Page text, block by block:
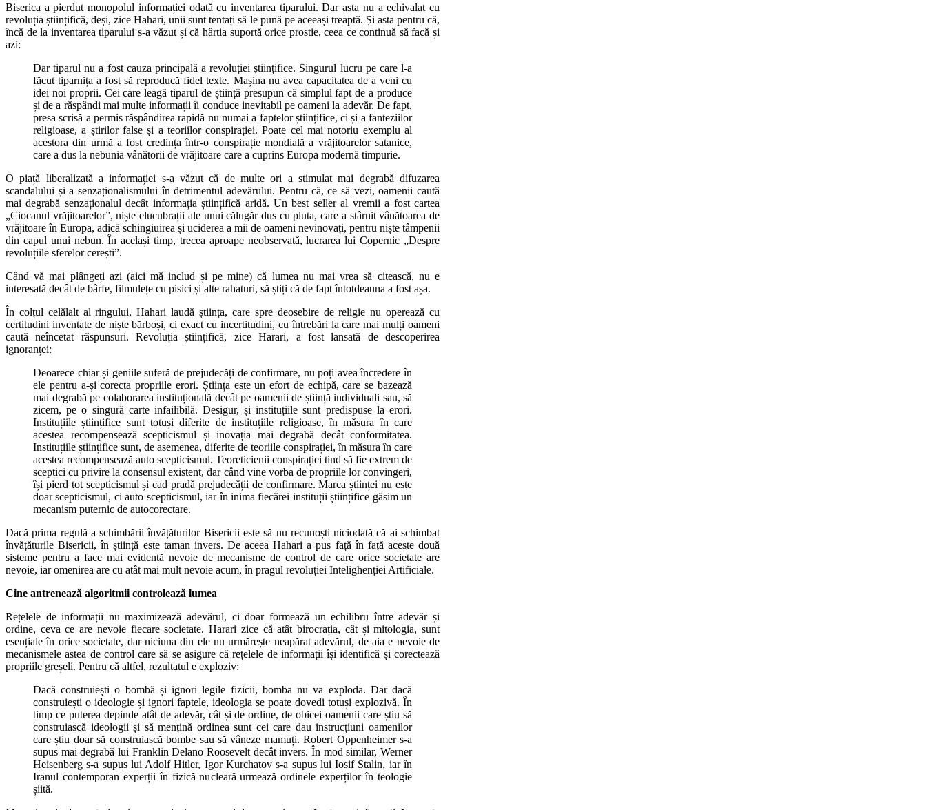
Biserica a pierdut monopolul informației odată cu inventarea tiparului. Dar asta nu a echivalat cu
revoluția științifică, deși, zice Hahari, unii sunt tentați să le pună pe aceeași treaptă. Și asta pentru că,
încă de la inventarea tiparului s-a văzut și că hârtia suportă orice prostie, ceea ce continuă să facă și
azi:
Dar tiparul nu a fost cauza principală a revoluției științifice. Singurul lucru pe care l-a
făcut tiparnița a fost să reproducă fidel texte. Mașina nu avea capacitatea de a veni cu
idei noi proprii. Cei care leagă tiparul de știință presupun că simplul fapt de a produce
și de a răspândi mai multe informații îi conduce inevitabil pe oameni la adevăr. De fapt,
presa scrisă a permis răspândirea rapidă nu numai a faptelor științifice, ci și a fanteziilor
religioase, a știrilor false și a teoriilor conspirației. Poate cel mai notoriu exemplu al
acestora din urmă a fost credința într-o conspirație mondială a vrăjitoarelor satanice,
care a dus la nebunia vânătorii de vrăjitoare care a cuprins Europa modernă timpurie.
O piață liberalizată a informației s-a văzut că de multe ori a stimulat mai degrabă difuzarea
scandalului și a senzaționalismului în detrimentul adevărului. Pentru că, ce să vezi, oamenii caută
mai degrabă senzaționalul decât informația științifică aridă. Un best seller al vremii a fost cartea
„Ciocanul vrăjitoarelor”, niște elucubrații ale unui călugăr dus cu pluta, care a stârnit vânătoarea de
vrăjitoare în Europa, adică schingiuirea și uciderea a mii de oameni nevinovați, pentru niște tâmpenii
din capul unui nebun. În același timp, trecea aproape neobservată, lucrarea lui Copernic „Despre
revoluțiile sferelor cerești”.
Când vă mai plângeți azi (aici mă includ și pe mine) că lumea nu mai vrea să citească, nu e
interesată decât de bârfe, filmulețe cu pisici și alte rahaturi, să știți că de fapt întotdeauna a fost așa.
În colțul celălalt al ringului, Hahari laudă știința, care spre deosebire de religie nu operează cu
certitudini inventate de niște bărboși, ci exact cu incertitudini, cu întrebări la care mai mulți oameni
caută neîncetat răspunsuri. Revoluția științifică, zice Harari, a fost lansată de descoperirea
ignoranței:
Deoarece chiar și geniile suferă de prejudecăți de confirmare, nu poți avea încredere în
ele pentru a-și corecta propriile erori. Știința este un efort de echipă, care se bazează
mai degrabă pe colaborarea instituțională decât pe oamenii de știință individuali sau, să
zicem, pe o singură carte infailibilă. Desigur, și instituțiile sunt predispuse la erori.
Instituțiile științifice sunt totuși diferite de instituțiile religioase, în măsura în care
acestea recompensează scepticismul și inovația mai degrabă decât conformitatea.
Instituțiile științifice sunt, de asemenea, diferite de teoriile conspirației, în măsura în care
acestea recompensează auto scepticismul. Teoreticienii conspirației tind să fie extrem de
sceptici cu privire la consensul existent, dar când vine vorba de propriile lor convingeri,
își pierd tot scepticismul și cad pradă prejudecății de confirmare. Marca științei nu este
doar scepticismul, ci auto scepticismul, iar în inima fiecărei instituții științifice găsim un
mecanism puternic de autocorectare.
Dacă prima regulă a schimbării învățăturilor Bisericii este să nu recunoști niciodată că ai schimbat
învățăturile Bisericii, în știință este taman invers. De aceea Hahari a pus față în față aceste două
sisteme pentru a face mai evidentă nevoie de mecanisme de control de care orice societate are
nevoie, iar omenirea are cu atât mai mult nevoie acum, în pragul revoluției Intelighenției Artificiale.
Cine antrenează algoritmii controlează lumea
Rețelele de informații nu maximizează adevărul, ci doar formează un echilibru între adevăr și
ordine, ceva ce are nevoie fiecare societate. Harari zice că atât birocrația, cât și mitologia, sunt
esențiale în orice societate, dar niciuna din ele nu urmărește neapărat adevărul, de aia e nevoie de
mecanismele astea de control care să se asigure că rețelele de informații își identifică și corectează
propriile greșeli. Pentru că altfel, rezultatul e exploziv:
Dacă construiești o bombă și ignori legile fizicii, bomba nu va exploda. Dar dacă
construiești o ideologie și ignori faptele, ideologia se poate dovedi totuși explozivă. În
timp ce puterea depinde atât de adevăr, cât și de ordine, de obicei oamenii care știu să
construiască ideologii și să mențină ordinea sunt cei care dau instrucțiuni oamenilor
care știu doar să construiască bombe sau să vâneze mamuți. Robert Oppenheimer s-a
supus mai degrabă lui Franklin Delano Roosevelt decât invers. În mod similar, Werner
Heisenberg s-a supus lui Adolf Hitler, Igor Kurchatov s-a supus lui Iosif Stalin, iar în
Iranul contemporan experții în fizică nucleară urmează ordinele experților în teologie
șiită.